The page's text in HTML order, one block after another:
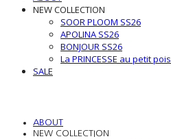
NEW COLLECTION
SOOR PLOOM SS26
APOLINA SS26
BONJOUR SS26
La PRINCESSE au petit pois
SALE
ABOUT
NEW COLLECTION